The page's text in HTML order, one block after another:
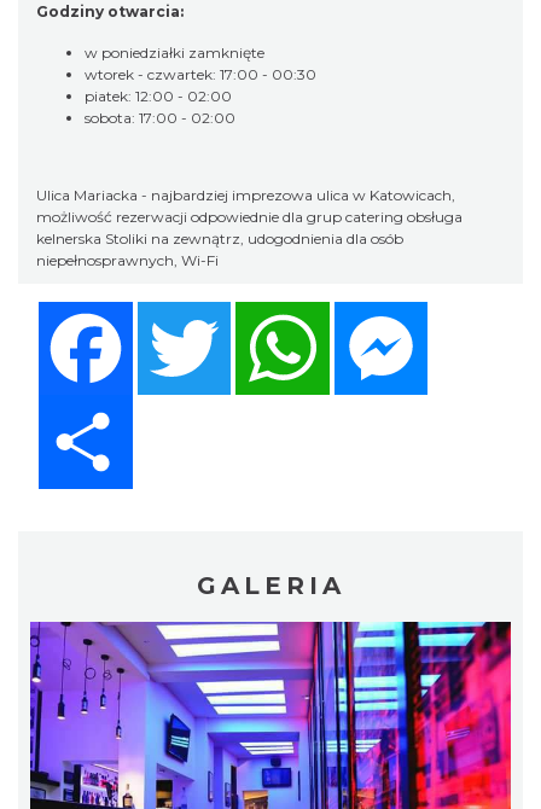
Godziny otwarcia:
w poniedziałki zamknięte
wtorek - czwartek: 17:00 - 00:30
piatek: 12:00 - 02:00
sobota: 17:00 - 02:00
Ulica Mariacka - najbardziej imprezowa ulica w Katowicach,
możliwość rezerwacji odpowiednie dla grup catering obsługa
kelnerska Stoliki na zewnątrz, udogodnienia dla osób
niepełnosprawnych, Wi-Fi
Twitter
GALERIA